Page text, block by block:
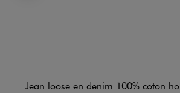
Jean loose en denim 100% coton homme